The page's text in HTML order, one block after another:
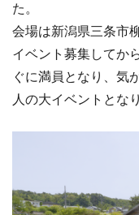
た。
会場は新潟県三条市
イベント募集してか
ぐに満員となり、気
人の大イベントとな